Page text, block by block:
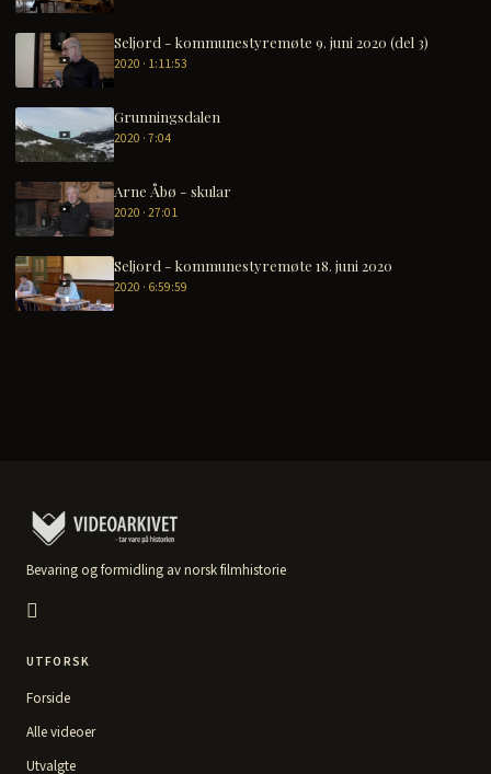
Seljord - kommunestyremøte 9. juni 2020 (del 3)
2020 · 1:11:53
Grunningsdalen
2020 · 7:04
Arne Åbø - skular
2020 · 27:01
Seljord - kommunestyremøte 18. juni 2020
2020 · 6:59:59
Bevaring og formidling av norsk filmhistorie
UTFORSK
Forside
Alle videoer
Utvalgte